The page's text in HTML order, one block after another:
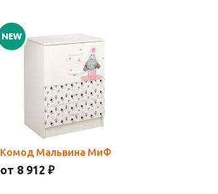
Комод Мальвина МиФ
от 8 912 ₽